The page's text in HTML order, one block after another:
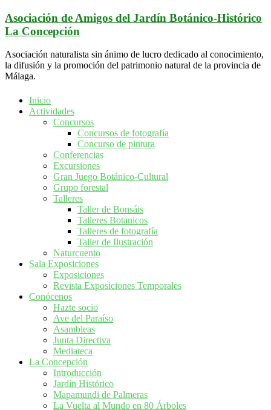
Saltar
al
contenido
Asociación de Amigos del Jardín Botánico-Histórico
La Concepción
Asociación naturalista sin ánimo de lucro dedicado al conocimiento,
la difusión y la promoción del patrimonio natural de la provincia de
Málaga.
Inicio
Actividades
Concursos
Concursos de fotografía
Concurso de pintura
Conferencias
Excursiones
Gran Juego Botánico-Cultural
Grupo forestal
Talleres
Taller de Bonsáis
Talleres Botanicos
Talleres de fotografía
Taller de Ilustración
Naturcuento
Sala Exposiciones
Exposiciones
Revista Exposiciones Temporales
Conócenos
Hazte socio
Ave del Paraíso
Asambleas
Junta Directiva
Mediateca
La Concepción
Introducción
Jardín Histórico
Mapamundi de Palmeras
La Vuelta al Mundo en 80 Árboles